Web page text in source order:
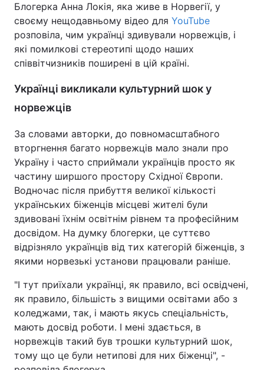
Блогерка Анна Локія, яка живе в Норвегії, у
своєму нещодавньому відео для YouTube
розповіла, чим українці здивували норвежців, і
які помилкові стереотипі щодо наших
співвітчизників поширені в цій країні.
Українці викликали культурний шок у
норвежців
За словами авторки, до повномасштабного
вторгнення багато норвежців мало знали про
Україну і часто сприймали українців просто як
частину ширшого простору Східної Європи.
Водночас після прибуття великої кількості
українських біженців місцеві жителі були
здивовані їхнім освітнім рівнем та професійним
досвідом. На думку блогерки, це суттєво
відрізняло українців від тих категорій біженців, з
якими норвезькі установи працювали раніше.
"І тут приїхали українці, як правило, всі освідчені,
як правило, більшість з вищими освітами або з
коледжами, так, і мають якусь спеціальність,
мають досвід роботи. І мені здається, в
норвежців такий був трошки культурний шок,
тому що це були нетипові для них біженці", -